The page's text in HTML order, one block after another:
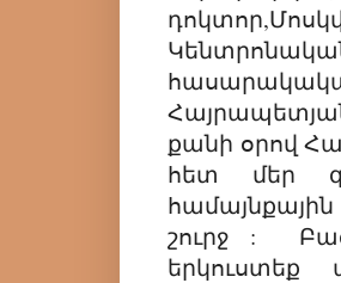
քանի օրով
հետ մեր
շուրջ :
երկուստեք